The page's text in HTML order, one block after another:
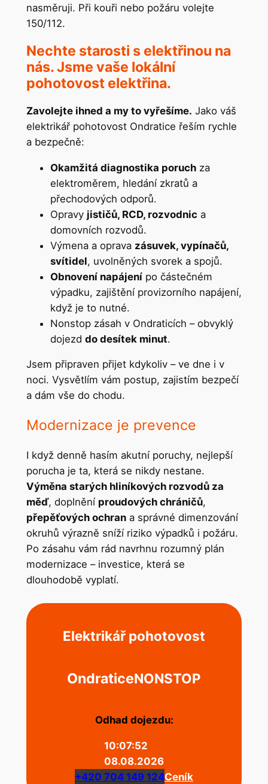
nasměruji. Při kouři nebo požáru volejte
150/112.
Nechte starosti s elektřinou na
nás. Jsme vaše lokální
pohotovost elektřina.
Zavolejte ihned a my to vyřešíme. Jako váš
elektrikář pohotovost Ondratice řeším rychle
a bezpečně:
Okamžitá diagnostika poruchza
elektroměrem, hledání zkratů a
přechodových odporů.
Opravy jističů, RCD, rozvodnic a
domovních rozvodů.
Výmena a oprava zásuvek, vypínačů,
svítidel, uvolněných svorek a spojů.
Obnovení napájenípo částečném
výpadku, zajištění provizorního napájení,
když je to nutné.
Nonstop zásah v Ondraticích – obvyklý
dojezd do desítek minut.
Jsem připraven přijet kdykoliv – ve dne i v
noci. Vysvětlím vám postup, zajistím bezpečí
a dám vše do chodu.
Modernizace je prevence
I když denně hasím akutní poruchy, nejlepší
porucha je ta, která se nikdy nestane.
Výměna starých hliníkových rozvodů za
měď, doplnění proudových chráničů,
přepěťových ochrana správné dimenzování
okruhů výrazně sníží riziko výpadků i požáru.
Po zásahu vám rád navrhnu rozumný plán
modernizace – investice, která se
dlouhodobě vyplatí.
Elektrikář pohotovost
OndraticeNONSTOP
Odhad dojezdu:
10:07:52
08.08.2026
+420 704 149 124Ceník